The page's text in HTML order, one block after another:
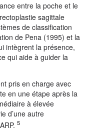
entre la poche et le
sagittale
de classification
de Pena (1995) et la
intègrent la présence,
qui aide à guider la
pris en charge avec
en une étape après la
à élevée
d’une autre
5